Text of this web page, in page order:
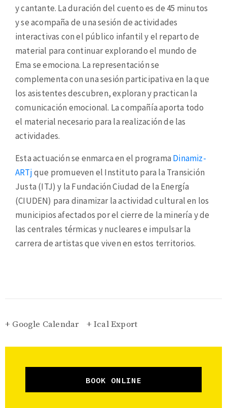
y cantante. La duración del cuento es de 45 minutos
y se acompaña de una sesión de actividades
interactivas con el público infantil y el reparto de
material para continuar explorando el mundo de
Ema se emociona. La representación se
complementa con una sesión participativa en la que
los asistentes descubren, exploran y practican la
comunicación emocional. La compañía aporta todo
el material necesario para la realización de las
actividades.
Esta actuación se enmarca en el programa Dinamiz-
ARTjque promueven el Instituto para la Transición
Justa (ITJ) y la Fundación Ciudad de la Energía
(CIUDEN) para dinamizar la actividad cultural en los
municipios afectados por el cierre de la minería y de
las centrales térmicas y nucleares e impulsar la
carrera de artistas que viven en estos territorios.
+ Google Calendar + Ical Export
BOOK ONLINE